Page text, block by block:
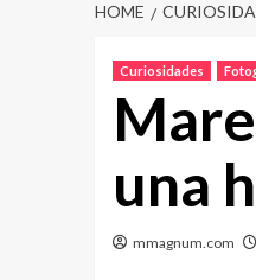
HOME
Curiosidades
una
mmagnum.com